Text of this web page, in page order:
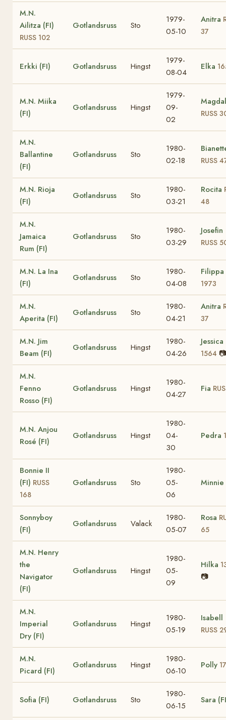
M.N.
Ailitza (FI)
RUSS 102
Gotlandsruss Sto
1979-
05-10
Anitra
37
Erkki (FI) Gotlandsruss Hingst
1979-
08-04
Elka
M.N. Miika
(FI)
Gotlandsruss Hingst
1979-
09-
02
RUSS
M.N.
Ballantine
(FI)
Gotlandsruss Sto
1980-
02-18
RUSS
M.N. Rioja
(FI)
Gotlandsruss Sto
1980-
03-21
Rocita
48
M.N.
Jamaica
Rum (FI)
Gotlandsruss Sto
1980-
03-29
Josefin
RUSS
M.N. La Ina
(FI)
Gotlandsruss Sto
1980-
04-08
Filippa
1973
M.N.
Aperita (FI)
Gotlandsruss Sto
1980-
04-21
Anitra
37
M.N. Jim
Beam (FI)
Gotlandsruss Hingst
1980-
04-26
Jessica
1564 📷
M.N.
Fenno
Rosso (FI)
Gotlandsruss Hingst
1980-
04-27
Fia
M.N. Anjou
Rosé (FI)
Gotlandsruss Hingst
1980-
04-
30
Pedra
Bonnie II
(FI) RUSS
168
Gotlandsruss Sto
1980-
05-
06
Minnie
Sonnyboy
(FI)
Gotlandsruss Valack
1980-
05-07
Rosa
65
M.N. Henry
the
Navigator
(FI)
Gotlandsruss Hingst
1980-
05-
09
Hilka
📷
M.N.
Imperial
Dry (FI)
Gotlandsruss Hingst
1980-
05-19
Isabell
RUSS
M.N.
Picard (FI)
Gotlandsruss Hingst
1980-
06-10
Polly
Sofia (FI) Gotlandsruss Sto
1980-
06-15
Sara